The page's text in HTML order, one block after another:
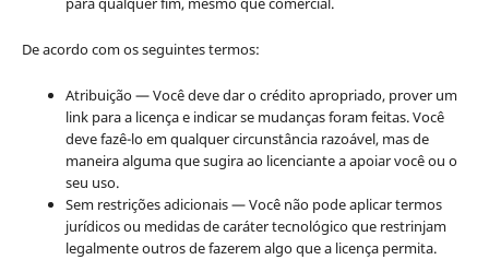
De acordo com os seguintes termos:
Atribuição — Você deve dar o crédito apropriado, prover um
link para a licença e indicar se mudanças foram feitas. Você
deve fazê-lo em qualquer circunstância razoável, mas de
maneira alguma que sugira ao licenciante a apoiar você ou o
seu uso.
Sem restrições adicionais — Você não pode aplicar termos
jurídicos ou medidas de caráter tecnológico que restrinjam
legalmente outros de fazerem algo que a licença permita.